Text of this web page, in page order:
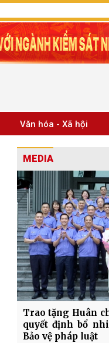
Văn hóa - Xã hội
MEDIA
Trao tặng Huân
quyết định bổ
Bảo vệ pháp luật